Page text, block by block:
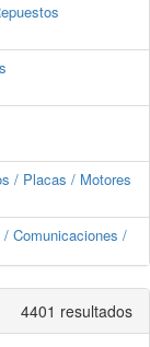
/ Placas / Motores
Comunicaciones /
/ Aluminio
4401 resultados